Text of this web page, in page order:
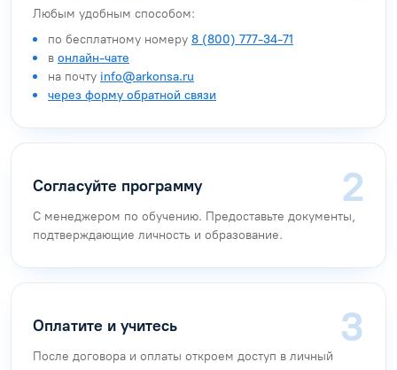
Любым удобным способом:
по бесплатному номеру 8 (800) 777-34-71
в онлайн-чате
на почту info@arkonsa.ru
через форму обратной связи
Согласуйте программу
С менеджером по обучению. Предоставьте документы,
подтверждающие личность и образование.
Оплатите и учитесь
После договора и оплаты откроем доступ в личный